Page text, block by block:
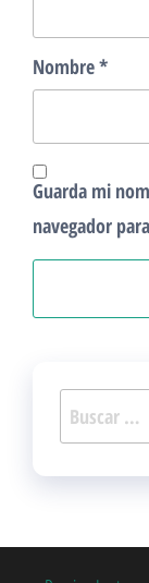
Nombre*
Guarda mi
navegador
Buscar: